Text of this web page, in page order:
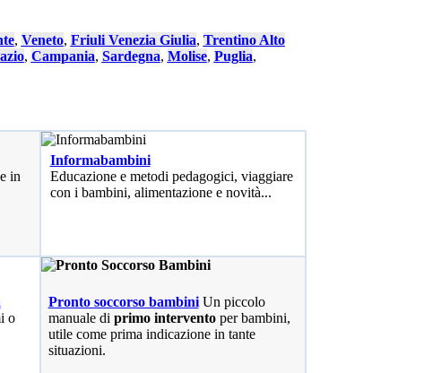
, Veneto, Friuli Venezia Giulia, Trentino Alto
, Campania, Sardegna, Molise, Puglia,
in
Informabambini
Educazione e metodi pedagogici, viaggiare
con i bambini, alimentazione e novità...
o
Pronto soccorso bambiniUn piccolo
manuale di primo interventoper bambini,
utile come prima indicazione in tante
situazioni.